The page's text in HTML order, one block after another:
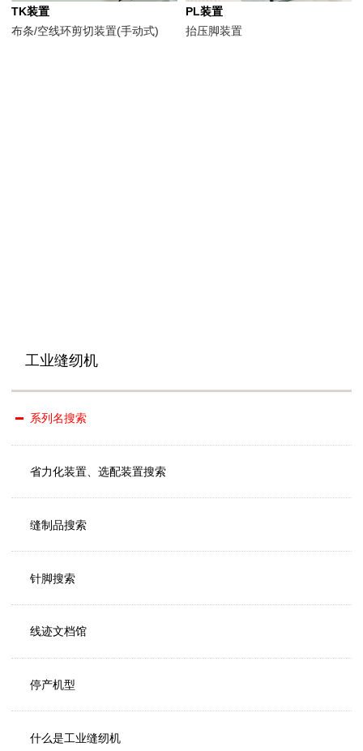
TK装置
布条/空线环剪切装置(手动式)
PL装置
抬压脚装置
工业缝纫机
系列名搜索
省力化装置、选配装置搜索
缝制品搜索
针脚搜索
线迹文档馆
停产机型
什么是工业缝纫机